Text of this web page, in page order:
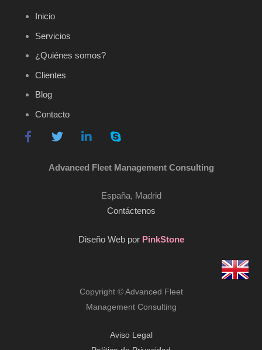
Inicio
Servicios
¿Quiénes somos?
Clientes
Blog
Contacto
Advanced Fleet Management Consulting
España, Madrid
Contáctenos
Diseño Web por PinkStone
Copyright © Advanced Fleet
Management Consulting
Aviso Legal